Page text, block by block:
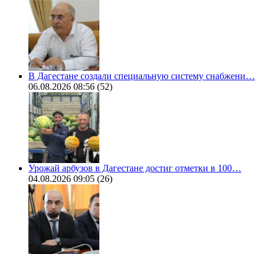
В Дагестане создали специальную систему снабжени…
06.08.2026 08:56 (52)
Урожай арбузов в Дагестане достиг отметки в 100…
04.08.2026 09:05 (26)